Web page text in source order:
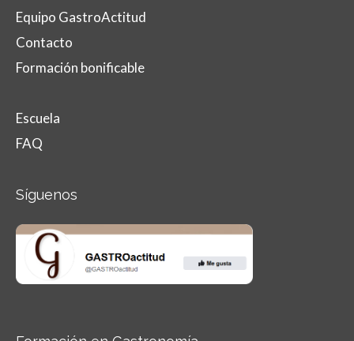
Equipo GastroActitud
Contacto
Formación bonificable
Escuela
FAQ
Síguenos